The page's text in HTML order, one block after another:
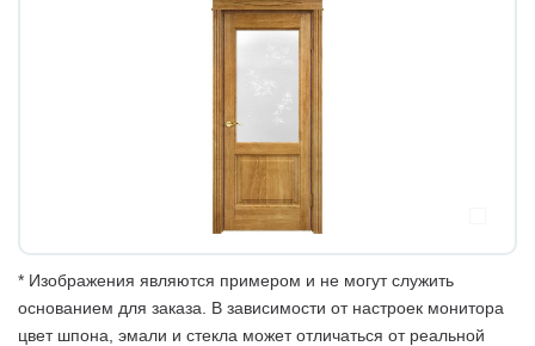
* Изображения являются примером и не могут служить
основанием для заказа. В зависимости от настроек монитора
цвет шпона, эмали и стекла может отличаться от реальной